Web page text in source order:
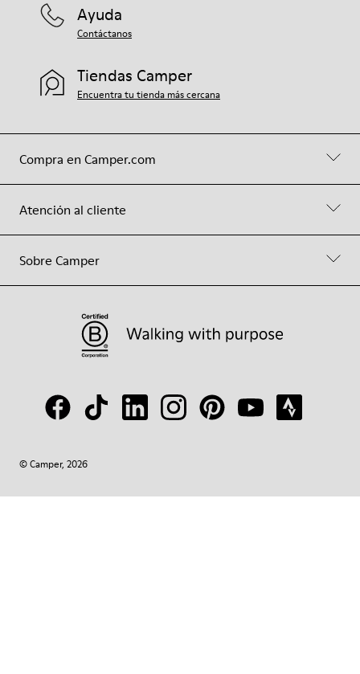
Compra en Camper.com
Atención al cliente
Sobre Camper
Ayuda
Contáctanos
Tiendas Camper
Encuentra tu tienda más cercana
© Camper, 2026